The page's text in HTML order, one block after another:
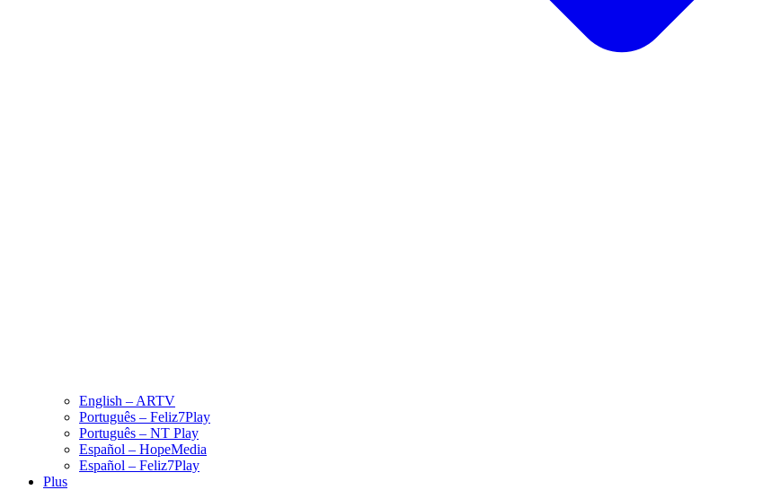
English – ARTV
Português – Feliz7Play
Português – NT Play
Español – HopeMedia
Español – Feliz7Play
Plus